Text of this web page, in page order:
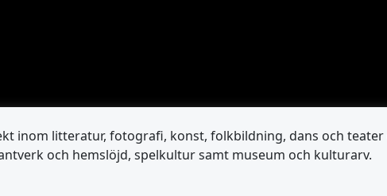
inom litteratur, fotografi, konst, folkbildning, dans och teater
och hemslöjd, spelkultur samt museum och kulturarv.